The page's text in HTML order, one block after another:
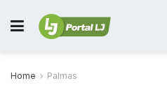
Home Palmas